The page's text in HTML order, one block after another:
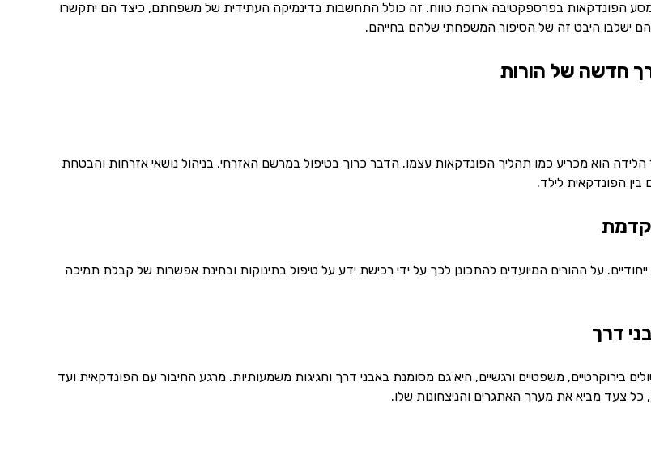
מסע הפונדקאות בפרספקטיבה ארוכת טווח. זה כולל התחשבות בדינמיקה העתידית של משפחתם, כיצד הם יתקשרו
ישלבו היבט זה של הסיפור המשפחתי שלהם בחייהם.
חדשה של הורות
הוא מכריע כמו תהליך הפונדקאות עצמו. הדבר כרוך בטיפול במרשם האזרחי, בניהול נושאי אזרחות והבטחת
הפונדקאית לילד.
על ההורים המיועדים להתכונן לכך על ידי רכישת ידע על טיפול בתינוקות ובחינת אפשרות של קבלת תמיכה
דרך
בירוקרטיים, משפטיים ורגשיים, היא גם מסומנת באבני דרך וחגיגות משמעותיות. מרגע החיבור עם הפונדקאית ועד
צעד מביא את מערך האתגרים והניצחונות שלו.